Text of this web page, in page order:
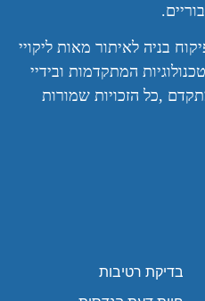
בניה לאיתור מאות ליקויי
המתקדמות ובידיי
,כל הזכויות שמורות
בדיקת רטיבות